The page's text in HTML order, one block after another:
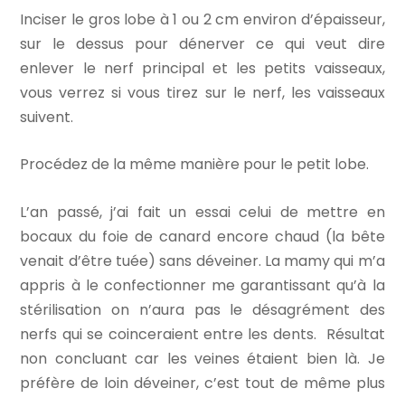
Inciser le gros lobe à 1 ou 2 cm environ d’épaisseur,
sur le dessus pour dénerver ce qui veut dire
enlever le nerf principal et les petits vaisseaux,
vous verrez si vous tirez sur le nerf, les vaisseaux
suivent.
Procédez de la même manière pour le petit lobe.
L’an passé, j’ai fait un essai celui de mettre en
bocaux du foie de canard encore chaud (la bête
venait d’être tuée) sans déveiner. La mamy qui m’a
appris à le confectionner me garantissant qu’à la
stérilisation on n’aura pas le désagrément des
nerfs qui se coinceraient entre les dents. Résultat
non concluant car les veines étaient bien là. Je
préfère de loin déveiner, c’est tout de même plus